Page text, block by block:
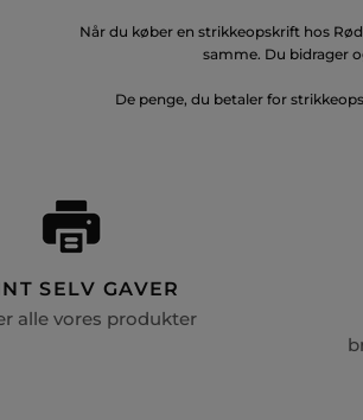
Når du køber en strikkeopskrift hos
samme. Du bidrager
De penge, du betaler for
SELV GAVER
alle vores produkter